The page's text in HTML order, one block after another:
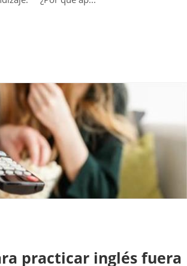
practicar inglés fuera